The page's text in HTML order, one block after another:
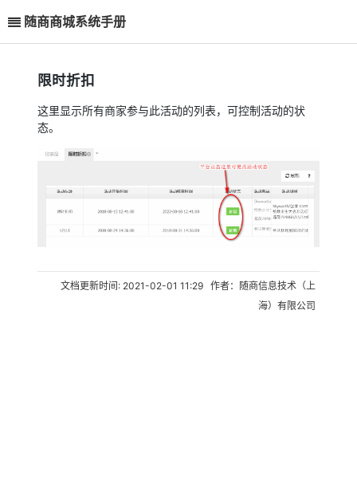
随商商城系统手册
限时折扣
这里显示所有商家参与此活动的列表，可控制活动的状
态。
文档更新时间: 2021-02-01 11:29 作者：随商信息技术（上
海）有限公司